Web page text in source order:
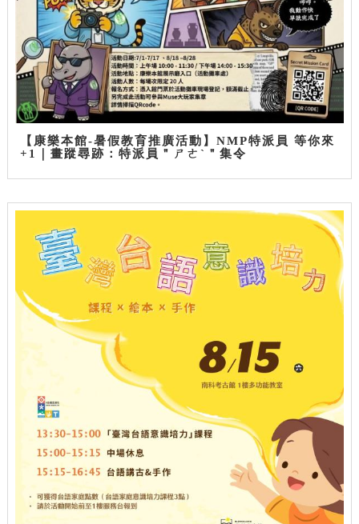
【康樂本館-暑假教育推廣活動】NMP特派員 等你來
+1｜畫蹤尋跡：特派員＂ㄕㄜˋ＂集令